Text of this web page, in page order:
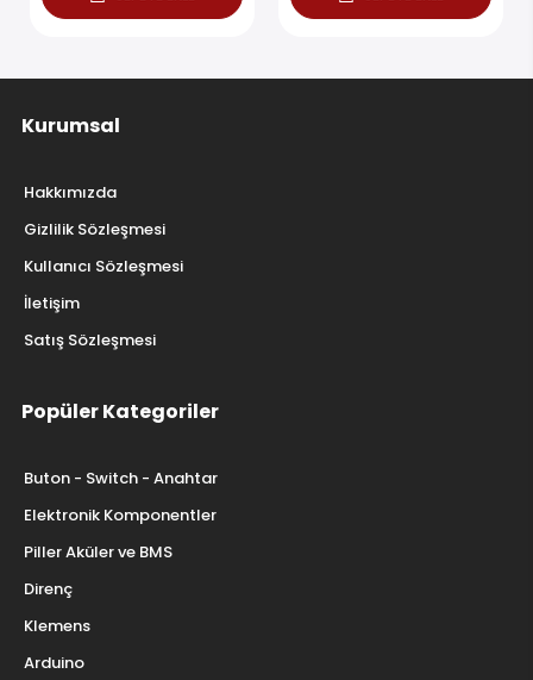
Kurumsal
Hakkımızda
Gizlilik Sözleşmesi
Kullanıcı Sözleşmesi
İletişim
Satış Sözleşmesi
Popüler Kategoriler
Buton - Switch - Anahtar
Elektronik Komponentler
Piller Aküler ve BMS
Direnç
Klemens
Arduino